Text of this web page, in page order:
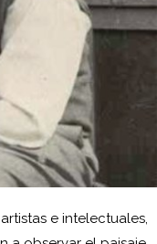
e intelectuales,